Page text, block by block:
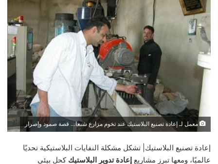
معمل لـ إعادة تصنيع البلاستيك عند تخوم مزارع شبعا… قصة صمود وإصرار
إعادة تصنيع البلاستيك| تشكل مشكلة النفايات البلاستيكية تحديًا
عالميًا، ومعها تبرز مشاريع إعادة تدوير البلاستيك كحل بيئي